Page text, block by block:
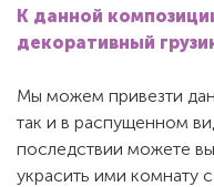
К данной
декоративный
Мы можем привезти
так и в распущенном
последствии можете
украсить ими комнату